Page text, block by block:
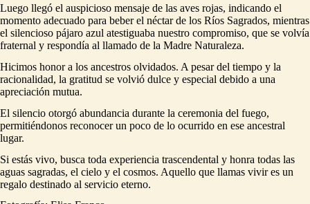
Luego llegó el auspicioso mensaje de las aves rojas, indicando el
momento adecuado para beber el néctar de los Ríos Sagrados, mientras
el silencioso pájaro azul atestiguaba nuestro compromiso, que se volvía
fraternal y respondía al llamado de la Madre Naturaleza.
Hicimos honor a los ancestros olvidados. A pesar del tiempo y la
racionalidad, la gratitud se volvió dulce y especial debido a una
apreciación mutua.
El silencio otorgó abundancia durante la ceremonia del fuego,
permitiéndonos reconocer un poco de lo ocurrido en ese ancestral
lugar.
Si estás vivo, busca toda experiencia trascendental y honra todas las
aguas sagradas, el cielo y el cosmos. Aquello que llamas vivir es un
regalo destinado al servicio eterno.